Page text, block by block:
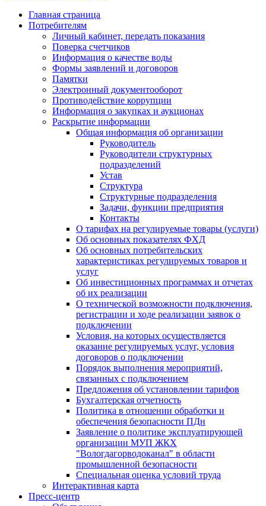
Главная страница
Потребителям
Личный кабинет, передать показания
Поверка счетчиков
Информация о качестве воды
Формы заявлений и договоров
Памятки
Электронный документооборот
Противодействие коррупции
Информация о закупках и аукционах
Раскрытие информации
Общая информация об организации
Руководитель
Руководители структурных
подразделений
Устав
Структура
Структурные подразделения
Задачи, функции предприятия
Контакты
О тарифах на регулируемые товары (услуги)
Об основных показателях ФХД
Об основных потребительских
характеристиках регулируемых товаров и
услуг
Об инвестиционных программах и отчетах
об их реализации
О технической возможности подключения,
регистрации и ходе реализации заявок о
подключении
Условия, на которых осуществляется
оказание регулируемых услуг, условия
договоров о подключении
Порядок выполнения мероприятий,
связанных с подключением
Предложения об установлении тарифов
Бухгалтерская отчетность
Политика в отношении обработки и
обеспечения безопасности ПДн
Заявление о политике эксплуатирующей
организации МУП ЖКХ
"Вологдагорводоканал" в области
промышленной безопасности
Специальная оценка условий труда
Интерактивная карта
Пресс-центр